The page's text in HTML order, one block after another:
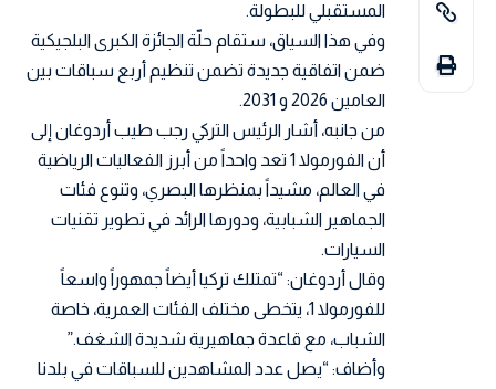
المستقبلي للبطولة.
وفي هذا السياق، ستقام حلّة الجائزة الكبرى البلجيكية
ضمن اتفاقية جديدة تضمن تنظيم أربع سباقات بين
العامين 2026 و 2031.
من جانبه، أشار الرئيس التركي رجب طيب أردوغان إلى
أن الفورمولا 1 تعد واحداً من أبرز الفعاليات الرياضية
في العالم، مشيداً بمنظرها البصري، وتنوع فئات
الجماهير الشبابية، ودورها الرائد في تطوير تقنيات
السيارات.
وقال أردوغان: “تمتلك تركيا أيضاً جمهوراً واسعاً
للفورمولا 1، يتخطى مختلف الفئات العمرية، خاصة
الشباب، مع قاعدة جماهيرية شديدة الشغف.”
وأضاف: “يصل عدد المشاهدين للسباقات في بلدنا